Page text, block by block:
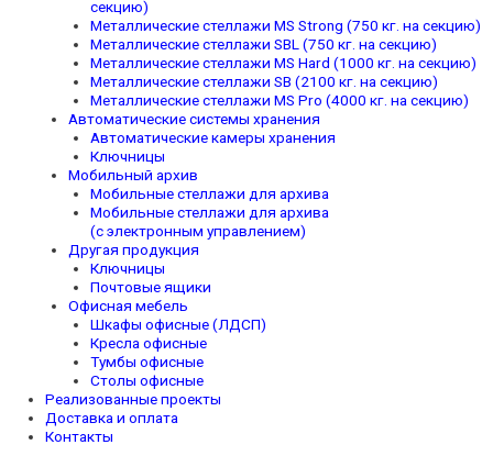
секцию)
Металлические стеллажи MS Strong (750 кг. на секцию)
Металлические стеллажи SBL (750 кг. на секцию)
Металлические стеллажи MS Hard (1000 кг. на секцию)
Металлические стеллажи SB (2100 кг. на секцию)
Металлические стеллажи MS Pro (4000 кг. на секцию)
Автоматические системы хранения
Автоматические камеры хранения
Ключницы
Мобильный архив
Мобильные стеллажи для архива
Мобильные стеллажи для архива
(с электронным управлением)
Другая продукция
Ключницы
Почтовые ящики
Офисная мебель
Шкафы офисные (ЛДСП)
Кресла офисные
Тумбы офисные
Столы офисные
Реализованные проекты
Доставка и оплата
Контакты